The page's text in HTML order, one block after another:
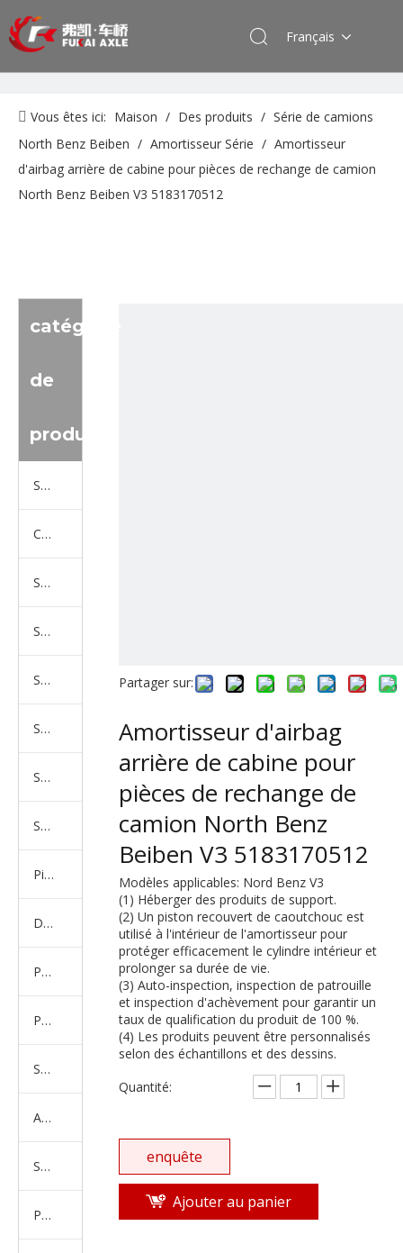
Français
Vous êtes ici: Maison / Des produits / Série de camions
North Benz Beiben / Amortisseur Série / Amortisseur
d'airbag arrière de cabine pour pièces de rechange de camion
North Benz Beiben V3 5183170512
catégorie
de
produit
Série de camions Sinotruk
Camion Shacman Série
Série de camions SAIC-lveco Hongyan
Série de camions Foton Auman
Série de camions FAW Jiefang
Série de camions Dongfeng
Série de camions North Benz Beiben
Série de camions américains, européens et japonais
Pièces de rechange de machines d'ingénierie de camion minier
D'autres séries de camions
Produits d'essieux
Produits de support de châssis
Série de suspension équilibrée
Amortisseur Série
Système de direction
Produits en caoutchouc
Partager sur:
Amortisseur d'airbag
arrière de cabine pour
pièces de rechange de
camion North Benz
Beiben V3 5183170512
Modèles applicables: Nord Benz V3
(1) Héberger des produits de support.
(2) Un piston recouvert de caoutchouc est
utilisé à l'intérieur de l'amortisseur pour
protéger efficacement le cylindre intérieur et
prolonger sa durée de vie.
(3) Auto-inspection, inspection de patrouille
et inspection d'achèvement pour garantir un
taux de qualification du produit de 100 %.
(4) Les produits peuvent être personnalisés
selon des échantillons et des dessins.
Quantité:
enquête
Ajouter au panier